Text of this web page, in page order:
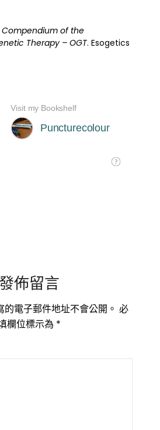
Compendium of the
Therapy – OGT. Esogetics
發佈留言
電子郵件地址不會公開。 必
欄位標示為 *